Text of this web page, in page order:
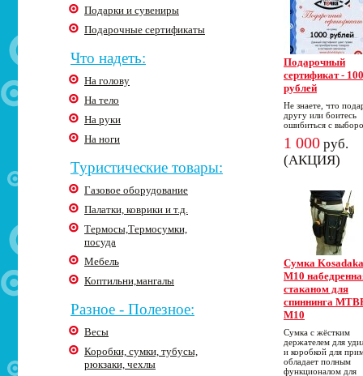
Подарки и сувениры
Подарочные сертификаты
Что надеть:
На голову
На тело
На руки
На ноги
Туристические товары:
Газовое оборудование
Палатки, коврики и т.д.
Термосы,Термосумки,
посуда
Мебель
Коптильни,мангалы
Разное - Полезное:
Весы
Коробки, сумки, тубусы,
рюкзаки, чехлы
Подарочный
сертификат -
рублей
Не знаете, что
другу или боитесь
ошибиться с
1 000 руб.
(АКЦИЯ)
Cумка Kosadaka
M10
стаканом для
спиннинга
M10
Сумка с жёстким
держателем для
и коробкой для
обладает полным
функционалом для